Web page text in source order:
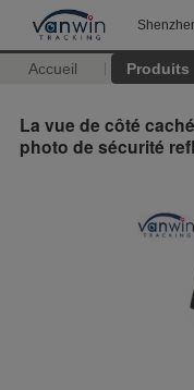
Accueil Produits
La vue de côté
photo de sécurité